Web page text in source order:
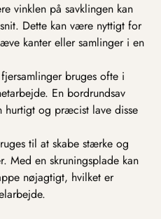
vinklen på savklingen kan
Dette kan være nyttigt for
kanter eller samlinger i en
bruges ofte i
En bordrundsav
hurtigt og præcist lave disse
til at skabe stærke og
Med en skruningsplade kan
nøjagtigt, hvilket er